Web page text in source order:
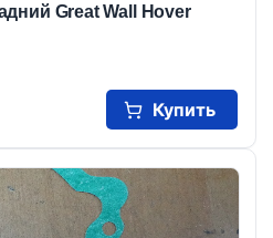
Great Wall Hover
Купить